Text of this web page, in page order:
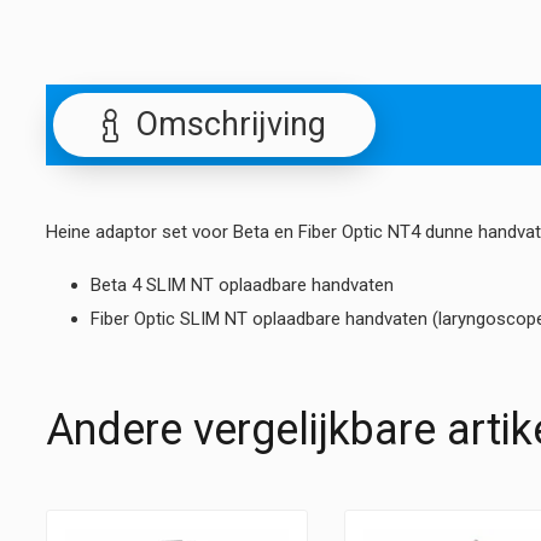
Omschrijving
Heine adaptor set voor Beta en Fiber Optic NT4 dunne
Beta 4 SLIM NT oplaadbare handvaten
Fiber Optic SLIM NT oplaadbare handvaten
Andere vergelijkbare